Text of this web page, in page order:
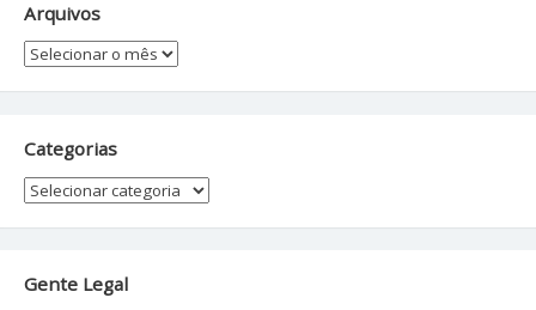
Arquivos
Arquivos
Categorias
Categorias
Gente Legal